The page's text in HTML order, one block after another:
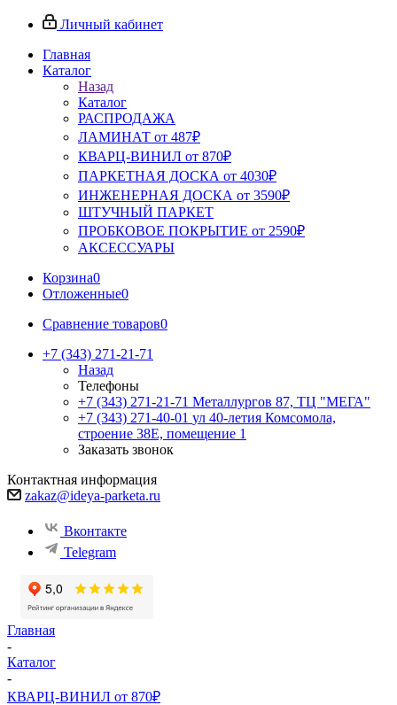
Личный кабинет
Главная
Каталог
Назад
Каталог
РАСПРОДАЖА
ЛАМИНАТ от 487₽
КВАРЦ-ВИНИЛ от 870₽
ПАРКЕТНАЯ ДОСКА от 4030₽
ИНЖЕНЕРНАЯ ДОСКА от 3590₽
ШТУЧНЫЙ ПАРКЕТ
ПРОБКОВОЕ ПОКРЫТИЕ от 2590₽
АКСЕССУАРЫ
Корзина0
Отложенные0
Сравнение товаров0
+7 (343) 271-21-71
Назад
Телефоны
+7 (343) 271-21-71 Металлургов 87, ТЦ "МЕГА"
+7 (343) 271-40-01 ул 40-летия Комсомола,
строение 38Е, помещение 1
Заказать звонок
Контактная информация
zakaz@ideya-parketa.ru
Вконтакте
Telegram
Главная
-
Каталог
-
КВАРЦ-ВИНИЛ от 870₽